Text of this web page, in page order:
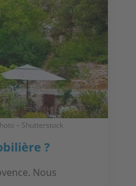
– Shutterstock
?
Nous